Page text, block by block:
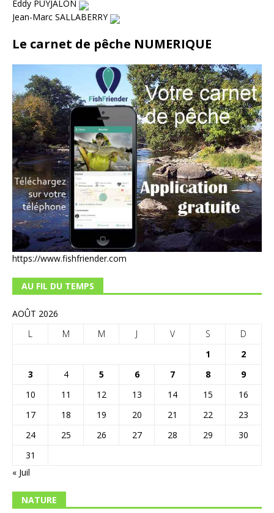
Eddy PUYJALON
Jean-Marc SALLABERRY
Le carnet de pêche NUMERIQUE
https://www.fishfriender.com
AU FIL DU TEMPS
AOÛT 2026
L
M M J V S
D
1
2
3
4 5 6 7 8
9
10
11 12 13 14 15
16
17
18 19 20 21 22
23
24
25 26 27 28 29
30
31
« Juil
NATURE